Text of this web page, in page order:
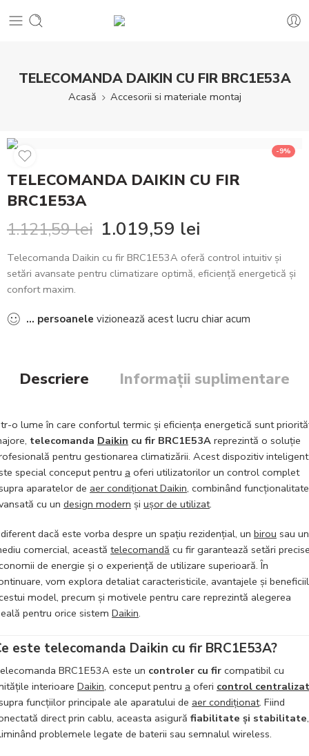
TELECOMANDA DAIKIN CU FIR BRC1E53A
Acasă Accesorii si materiale montaj
-9%
TELECOMANDA DAIKIN CU FIR
BRC1E53A
1.121,59lei 1.019,59 lei
Telecomanda Daikin cu fir BRC1E53A oferă control intuitiv și
setări avansate pentru climatizare optimă, eficiență energetică și
confort maxim.
... persoanele vizionează acest lucru chiar acum
Descriere Informații suplimentare
o lume în care confortul termic și eficiența energetică sunt
telecomanda Daikin cu fir BRC1E53A reprezintă o soluție
pentru gestionarea climatizării. Acest dispozitiv inteligent
special conceput pentru a oferi utilizatorilor un control complet
aparatelor de aer condiționat Daikin, combinând
cu un design modern și ușor de utilizat.
dacă este vorba despre un spațiu rezidențial, un birou sau un
comercial, această telecomandă cu fir garantează setări
de energie și o experiență de utilizare superioară. În
vom explora detaliat caracteristicile, avantajele și
model, precum și motivele pentru care reprezintă alegerea
pentru orice sistem Daikin.
este telecomanda Daikin cu fir BRC1E53A?
BRC1E53A este un controler cu fir compatibil cu
interioare Daikin, conceput pentru a oferi control centralizat
funcțiilor principale ale aparatului de aer condiționat. Fiind
direct prin cablu, aceasta asigură fiabilitate și stabilitate,
problemele legate de baterii sau semnalul wireless.